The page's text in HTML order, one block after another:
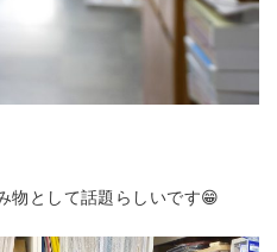
物として話題らしいです😁